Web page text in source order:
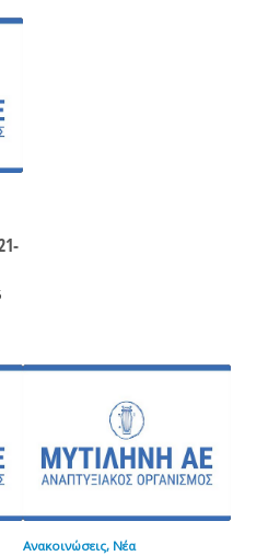
Ανακοινώσεις, Νέα